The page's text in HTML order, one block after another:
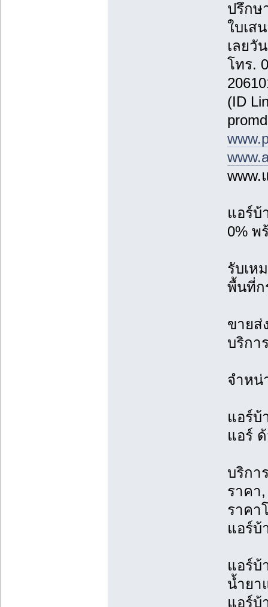
ปรึกษ
ใบเส
เลยวั
โทร.
(ID
www.
แอร์บ้
0% พ
รับเห
พื้นที่ก
ขายส่
บริกา
จำหน่
แอร์บ้
แอร์
บริกา
ราคา
ราคา
แอร์บ้
แอร์บ้
น้ำยา
แอร์บ้